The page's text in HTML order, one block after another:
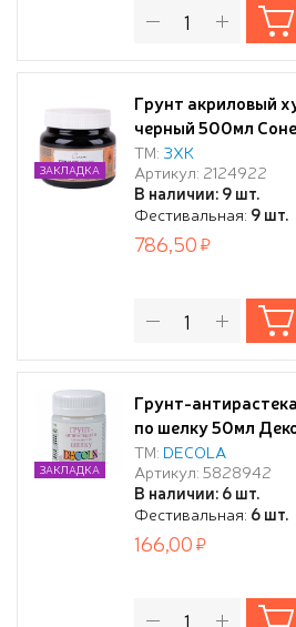
Грунт акриловый
черный 500мл
ТМ: ЗХК
Артикул: 2124922
В наличии: 9 шт.
Фестивальная: 9 шт.
ЗАКЛАДКА
786,50
Грунт-
по шелку 50мл
ТМ: DECOLA
Артикул: 5828942
В наличии: 6 шт.
Фестивальная: 6 шт.
ЗАКЛАДКА
166,00